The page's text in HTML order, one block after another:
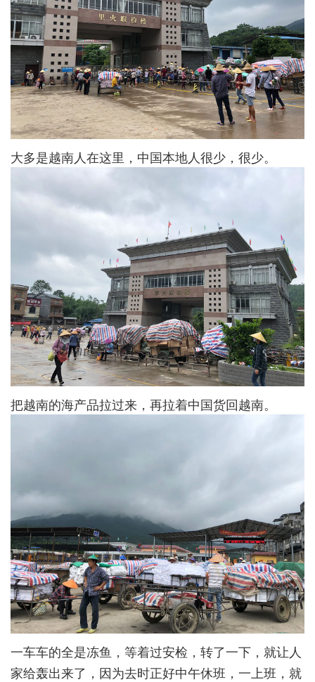
大多是越南人在这里，中国本地人很少，很少。
把越南的海产品拉过来，再拉着中国货回越南。
一车车的全是冻鱼，等着过安检，转了一下，就让人
家给轰出来了，因为去时正好中午休班，一上班，就